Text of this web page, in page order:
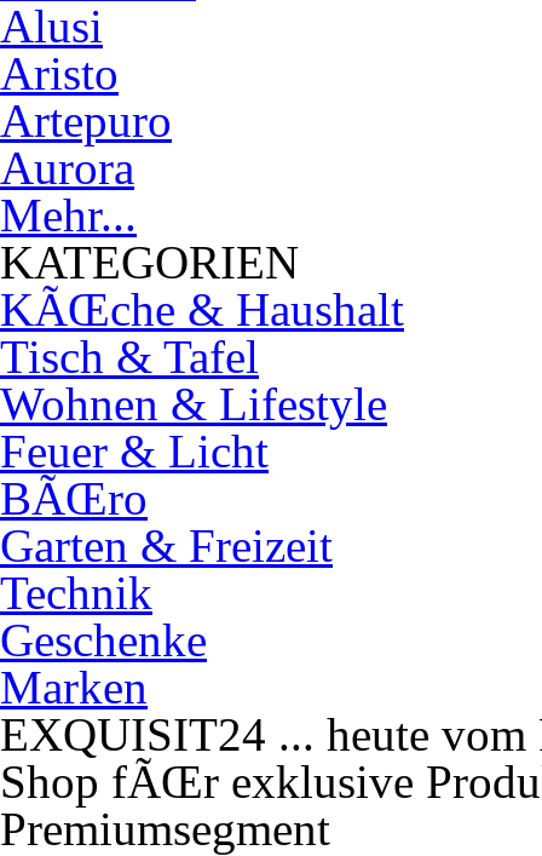
Alusi
Aristo
Artepuro
Aurora
Mehr...
KATEGORIEN
KÃŒche & Haushalt
Tisch & Tafel
Wohnen & Lifestyle
Feuer & Licht
BÃŒro
Garten & Freizeit
Technik
Geschenke
Marken
EXQUISIT24 ... heute vom
Shop fÃŒr exklusive
Premiumsegment